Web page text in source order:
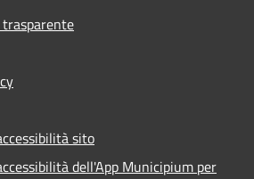
sito
dell'App Municipium per